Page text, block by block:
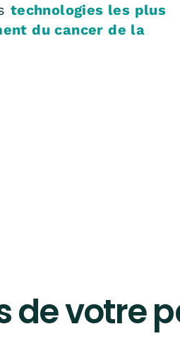
technologies les plus
du cancer de la
de votre